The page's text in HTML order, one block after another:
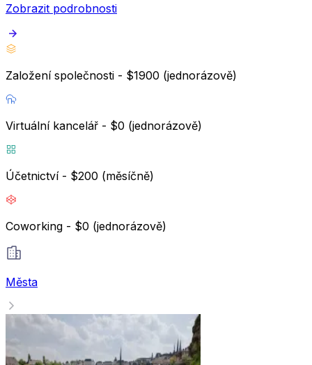
Zobrazit podrobnosti
Založení společnosti - $1900 (jednorázově)
Virtuální kancelář - $0 (jednorázově)
Účetnictví - $200 (měsíčně)
Coworking - $0 (jednorázově)
Města